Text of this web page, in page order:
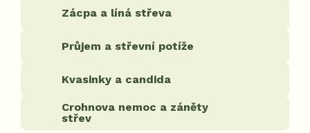
Zácpa a líná střeva
Průjem a střevní potíže
Kvasinky a candida
Crohnova nemoc a záněty
střev